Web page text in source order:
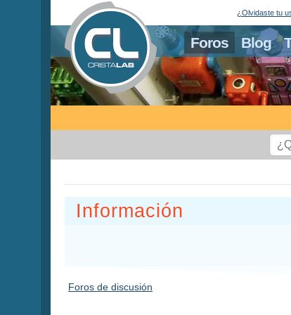
Foros Blog
¿Olvidaste tu
Información
Foros de discusión